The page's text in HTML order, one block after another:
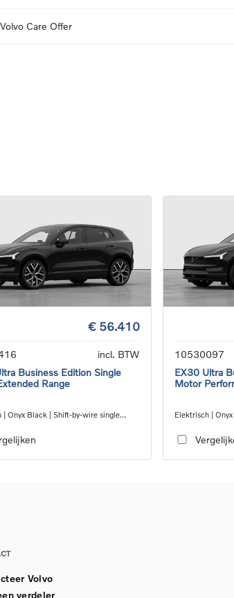
Care Offer
€ 56.410
incl. BTW
Business Edition Single
Range
| Onyx Black | Shift-by-wire single
10530097
EX30 Ultra
Motor
Elektrisch |
Volvo
verdeler